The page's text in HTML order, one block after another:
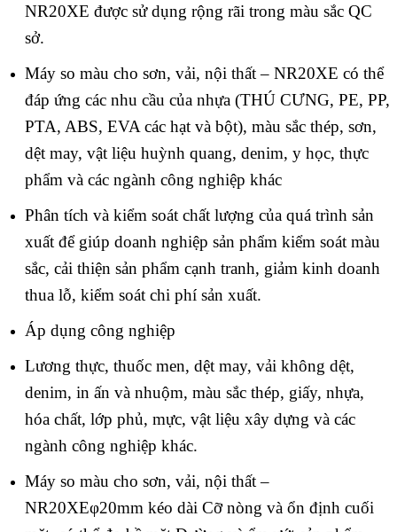
NR20XE được sử dụng rộng rãi trong màu sắc QC
sở.
Máy so màu cho sơn, vải, nội thất – NR20XE có thể
đáp ứng các nhu cầu của nhựa (THÚ CƯNG, PE, PP,
PTA, ABS, EVA các hạt và bột), màu sắc thép, sơn,
dệt may, vật liệu huỳnh quang, denim, y học, thực
phẩm và các ngành công nghiệp khác
Phân tích và kiểm soát chất lượng của quá trình sản
xuất để giúp doanh nghiệp sản phẩm kiểm soát màu
sắc, cải thiện sản phẩm cạnh tranh, giảm kinh doanh
thua lỗ, kiểm soát chi phí sản xuất.
Áp dụng công nghiệp
Lương thực, thuốc men, dệt may, vải không dệt,
denim, in ấn và nhuộm, màu sắc thép, giấy, nhựa,
hóa chất, lớp phủ, mực, vật liệu xây dựng và các
ngành công nghiệp khác.
Máy so màu cho sơn, vải, nội thất –
NR20XEφ20mm kéo dài Cỡ nòng và ổn định cuối